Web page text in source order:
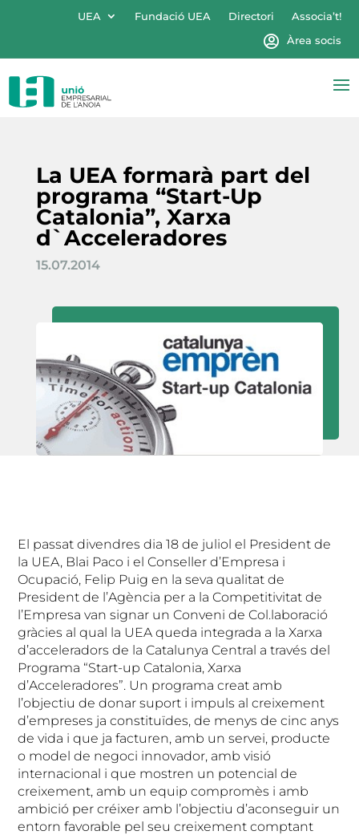
UEA Fundació UEA Directori
Associa’t!
Àrea socis
La UEA formarà part del
programa “Start-Up
Catalonia”, Xarxa
d`Acceleradores
15.07.2014
El passat divendres dia 18 de juliol el President de
la UEA, Blai Paco i el Conseller d’Empresa i
Ocupació, Felip Puig en la seva qualitat de
President de l’Agència per a la Competitivitat de
l’Empresa van signar un Conveni de Col.laboració
gràcies al qual la UEA queda integrada a la Xarxa
d’acceleradors de la Catalunya Central a través del
Programa “Start-up Catalonia, Xarxa
d’Acceleradores”. Un programa creat amb
l’objectiu de donar suport i impuls al creixement
d’empreses ja constituïdes, de menys de cinc anys
de vida i que ja facturen, amb un servei, producte
o model de negoci innovador, amb visió
internacional i que mostren un potencial de
creixement, amb un equip compromès i amb
ambició per créixer amb l’objectiu d’aconseguir un
entorn favorable pel seu creixement comptant